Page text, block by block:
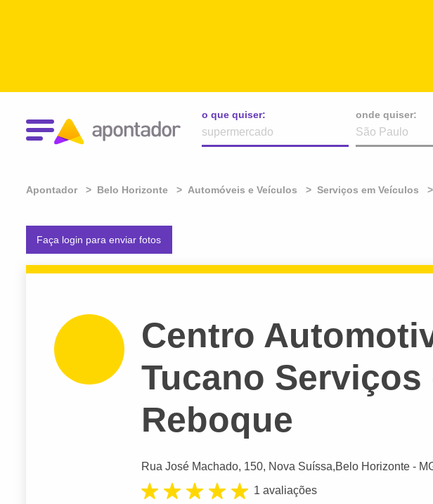
o que quiser:
onde quiser:
Apontador Belo Horizonte Automóveis e Veículos Serviços em Veículos
Faça login para enviar fotos
Centro
Tucano Serviços
Reboque
Rua José Machado, 150, Nova Suíssa,Belo Horizonte -
1 avaliações